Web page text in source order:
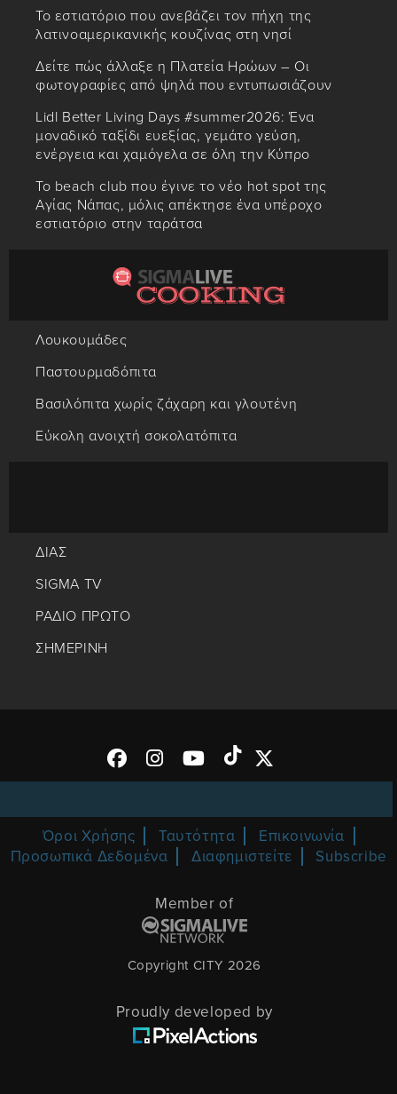
Το εστιατόριο που ανεβάζει τον πήχη της
λατινοαμερικανικής κουζίνας στη νησί
Δείτε πώς άλλαξε η Πλατεία Ηρώων – Οι
φωτογραφίες από ψηλά που εντυπωσιάζουν
Lidl Better Living Days #summer2026: Ένα
μοναδικό ταξίδι ευεξίας, γεμάτο γεύση,
ενέργεια και χαμόγελα σε όλη την Κύπρο
Το beach club που έγινε το νέο hot spot της
Αγίας Νάπας, μόλις απέκτησε ένα υπέροχο
εστιατόριο στην ταράτσα
Λουκουμάδες
Παστουρμαδόπιτα
Βασιλόπιτα χωρίς ζάχαρη και γλουτένη
Εύκολη ανοιχτή σοκολατόπιτα
ΔΙΑΣ
SIGMA TV
ΡΑΔΙΟ ΠΡΩΤΟ
ΣΗΜΕΡΙΝΗ
Όροι Χρήσης Ταυτότητα
Επικοινωνία
Προσωπικά Δεδομένα
Διαφημιστείτε Subscribe
Member of
Copyright CITY 2026
Proudly developed by